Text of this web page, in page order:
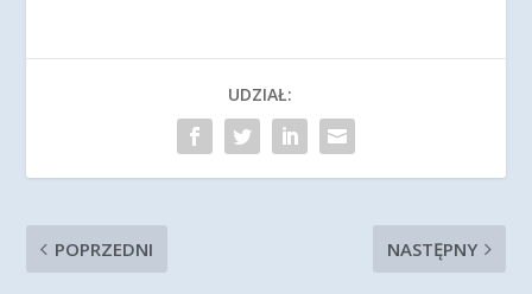
UDZIAŁ:
POPRZEDNI NASTĘPNY